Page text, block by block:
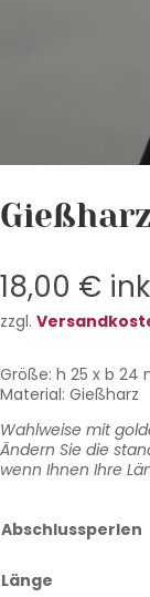
18,00 €
zzgl.
Größe: h 25 x b 24
Material: Gießharz
Wahlweise mit
Ändern Sie die
wenn Ihnen Ihre
Abschlussperlen
Länge